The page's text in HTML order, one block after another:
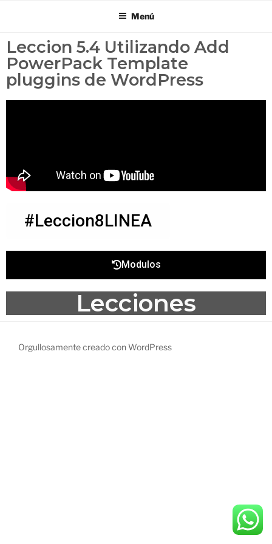
Menú
Leccion 5.4 Utilizando Add
PowerPack Template
pluggins de WordPress
#Leccion8LINEA
Modulos
Lecciones
Orgullosamente creado con WordPress